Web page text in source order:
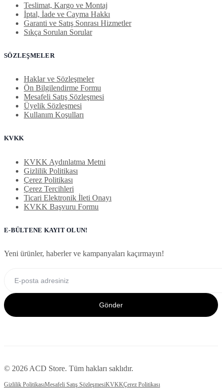
Teslimat, Kargo ve Montaj
İptal, İade ve Cayma Hakkı
Garanti ve Satış Sonrası Hizmetler
Sıkça Sorulan Sorular
SÖZLEŞMELER
Haklar ve Sözleşmeler
Ön Bilgilendirme Formu
Mesafeli Satış Sözleşmesi
Üyelik Sözleşmesi
Kullanım Koşulları
KVKK
KVKK Aydınlatma Metni
Gizlilik Politikası
Çerez Politikası
Çerez Tercihleri
Ticari Elektronik İleti Onayı
KVKK Başvuru Formu
E-BÜLTENE KAYIT OLUN!
Yeni ürünler, haberler ve kampanyaları kaçırmayın!
Gönder
© 2026 ACD Store. Tüm hakları saklıdır.
Gizlilik PolitikasıMesafeli Satış SözleşmesiKVKKÇerez Politikası